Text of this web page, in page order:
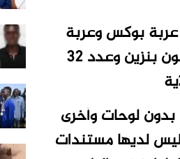
الصحفي للشرطة)، أن إدارة المباحث بالولاية ضبطت عدد (2) عربة بوكس وعربة
لاند كروزر بها عدد (51) جركانة معبأة بالبنزين بجانب عدد (6) جركانة 8 جالون بنزين وعدد 32
من ضبط عدد (40) دراجة نارية بدون لوحات وأخرى
بدون لوحات ليس لديها مستندات